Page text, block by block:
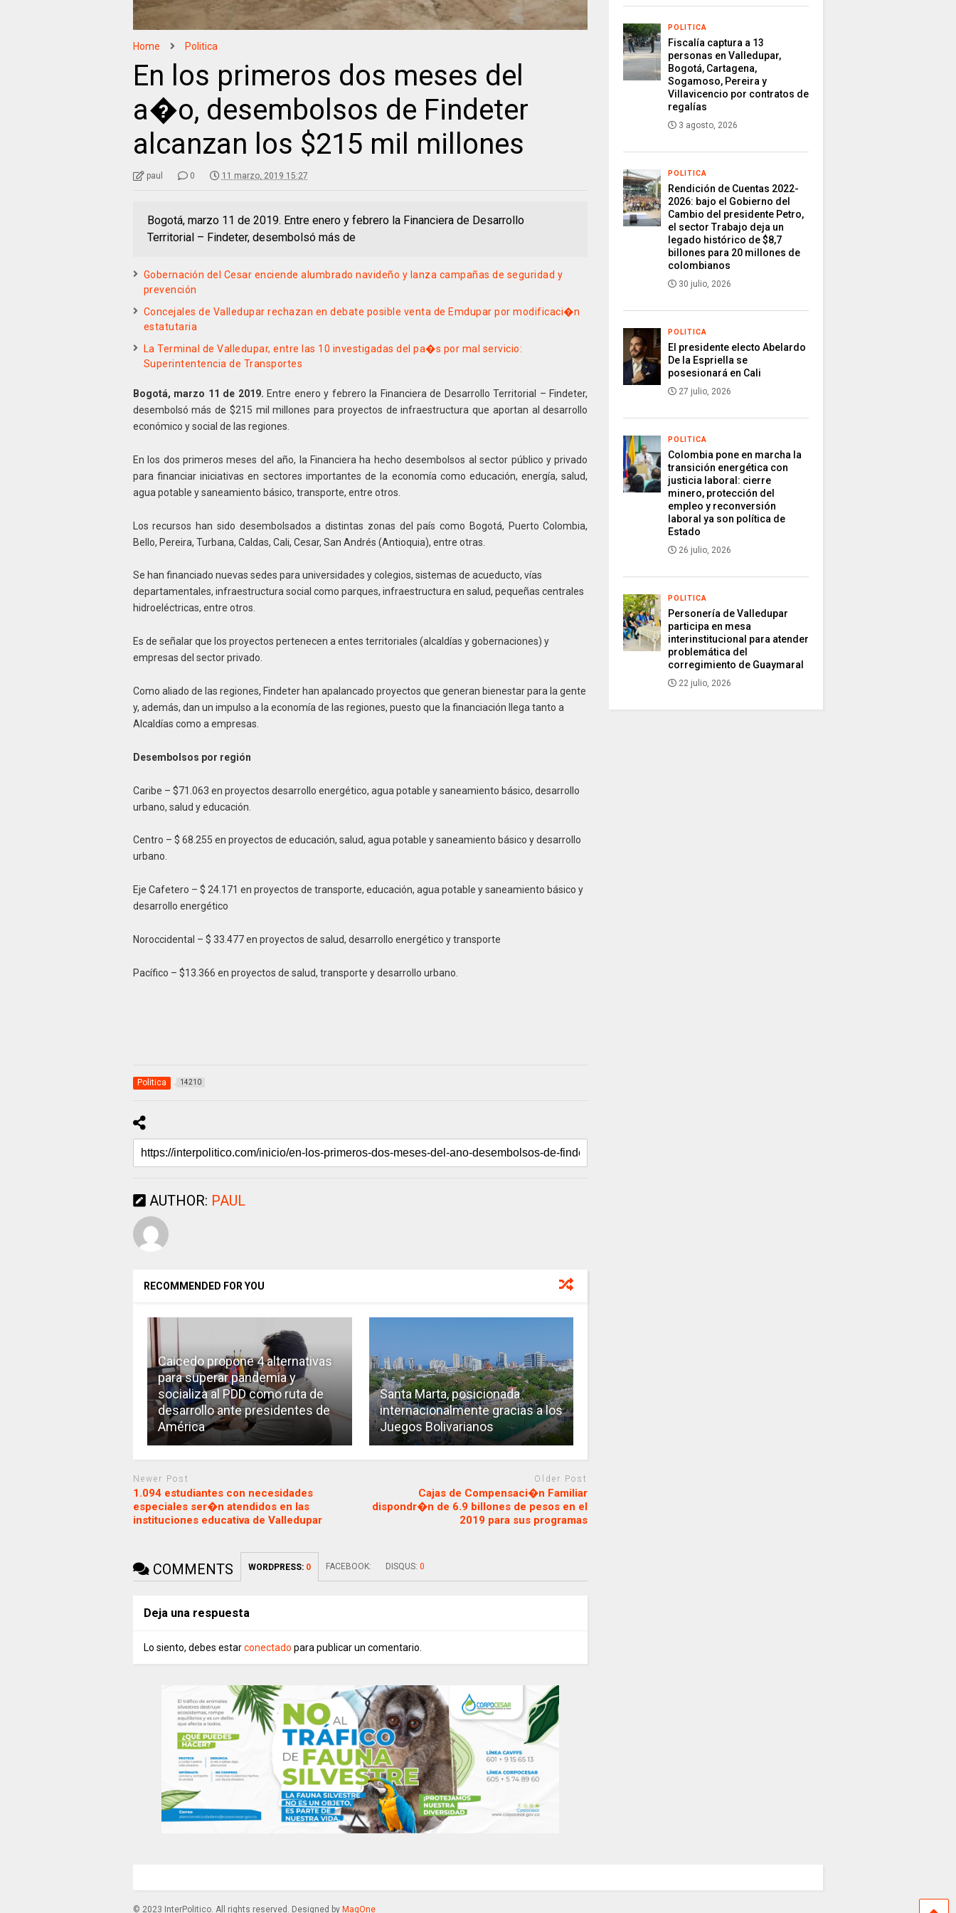
Home Politica
En los primeros dos meses del
a�o, desembolsos de Findeter
alcanzan los $215 mil millones
paul 0 11 marzo, 2019 15:27
Bogotá, marzo 11 de 2019. Entre enero y febrero la Financiera de Desarrollo
Territorial – Findeter, desembolsó más de
Gobernación del Cesar enciende alumbrado navideño y lanza campañas de seguridad y
prevención
Concejales de Valledupar rechazan en debate posible venta de Emdupar por modificaci�n
estatutaria
La Terminal de Valledupar, entre las 10 investigadas del pa�s por mal servicio:
Superintentencia de Transportes
Bogotá, marzo 11 de 2019. Entre enero y febrero la Financiera de Desarrollo Territorial – Findeter,
desembolsó más de $215 mil millones para proyectos de infraestructura que aportan al desarrollo
económico y social de las regiones.
En los dos primeros meses del año, la Financiera ha hecho desembolsos al sector público y privado
para financiar iniciativas en sectores importantes de la economía como educación, energía, salud,
agua potable y saneamiento básico, transporte, entre otros.
Los recursos han sido desembolsados a distintas zonas del país como Bogotá, Puerto Colombia,
Bello, Pereira, Turbana, Caldas, Cali, Cesar, San Andrés (Antioquia), entre otras.
Se han financiado nuevas sedes para universidades y colegios, sistemas de acueducto, vías
departamentales, infraestructura social como parques, infraestructura en salud, pequeñas centrales
hidroeléctricas, entre otros.
Es de señalar que los proyectos pertenecen a entes territoriales (alcaldías y gobernaciones) y
empresas del sector privado.
Como aliado de las regiones, Findeter han apalancado proyectos que generan bienestar para la gente
y, además, dan un impulso a la economía de las regiones, puesto que la financiación llega tanto a
Alcaldías como a empresas.
Desembolsos por región
Caribe – $71.063 en proyectos desarrollo energético, agua potable y saneamiento básico, desarrollo
urbano, salud y educación.
Centro – $ 68.255 en proyectos de educación, salud, agua potable y saneamiento básico y desarrollo
urbano.
Eje Cafetero – $ 24.171 en proyectos de transporte, educación, agua potable y saneamiento básico y
desarrollo energético
Noroccidental – $ 33.477 en proyectos de salud, desarrollo energético y transporte
Pacífico – $13.366 en proyectos de salud, transporte y desarrollo urbano.
Politica 14210
AUTHOR: PAUL
RECOMMENDED FOR YOU
Caicedo propone 4 alternativas
para superar pandemia y
socializa al PDD como ruta de
desarrollo ante presidentes de
América
Santa Marta, posicionada
internacionalmente gracias a los
Juegos Bolivarianos
Newer Post
1.094 estudiantes con necesidades
especiales ser�n atendidos en las
instituciones educativa de Valledupar
Older Post
Cajas de Compensaci�n Familiar
dispondr�n de 6.9 billones de pesos en el
2019 para sus programas
COMMENTS WORDPRESS: 0 FACEBOOK: DISQUS: 0
Deja una respuesta
Lo siento, debes estarconectado para publicar un comentario.
POLITICA
Fiscalía captura a 13
personas en Valledupar,
Bogotá, Cartagena,
Sogamoso, Pereira y
Villavicencio por contratos de
regalías
3 agosto, 2026
POLITICA
Rendición de Cuentas 2022-
2026: bajo el Gobierno del
Cambio del presidente Petro,
el sector Trabajo deja un
legado histórico de $8,7
billones para 20 millones de
colombianos
30 julio, 2026
POLITICA
El presidente electo Abelardo
De la Espriella se
posesionará en Cali
27 julio, 2026
POLITICA
Colombia pone en marcha la
transición energética con
justicia laboral: cierre
minero, protección del
empleo y reconversión
laboral ya son política de
Estado
26 julio, 2026
POLITICA
Personería de Valledupar
participa en mesa
interinstitucional para atender
problemática del
corregimiento de Guaymaral
22 julio, 2026
© 2023 InterPolitico. All rights reserved. Designed by MagOne